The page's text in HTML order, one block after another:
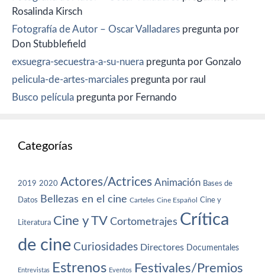
Rosalinda Kirsch
Fotografía de Autor – Oscar Valladares pregunta por
Don Stubblefield
exsuegra-secuestra-a-su-nuera pregunta por Gonzalo
pelicula-de-artes-marciales pregunta por raul
Busco película pregunta por Fernando
Categorías
2019 2020 Actores/Actrices Animación Bases de
Datos Bellezas en el cine Carteles Cine Español Cine y
Literatura Cine y TV Cortometrajes Crítica
de cine Curiosidades Directores Documentales
Entrevistas Estrenos Eventos Festivales/Premios